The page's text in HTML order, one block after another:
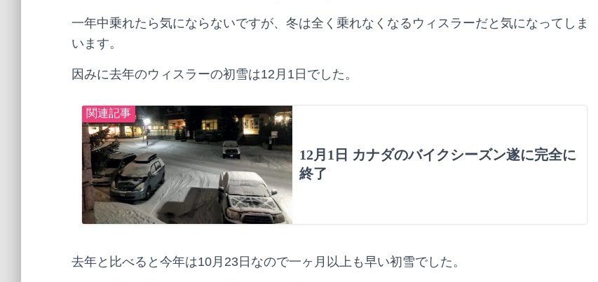
一年中乗れたら気にならないですが、冬は全く乗れなくなるウィスラーだと気になってしま
います。
因みに去年のウィスラーの初雪は12月1日でした。
去年と比べると今年は10月23日なので一ヶ月以上も早い初雪でした。